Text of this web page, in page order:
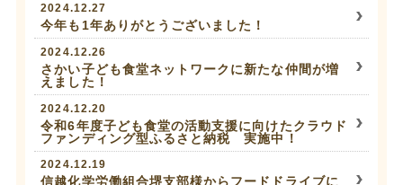
2024.12.27
今年も1年ありがとうございました！
2024.12.26
さかい子ども食堂ネットワークに新たな仲間が増
えました！
2024.12.20
令和6年度子ども食堂の活動支援に向けたクラウド
ファンディング型ふるさと納税 実施中！
2024.12.19
信越化学労働組合堺支部様からフードドライブに